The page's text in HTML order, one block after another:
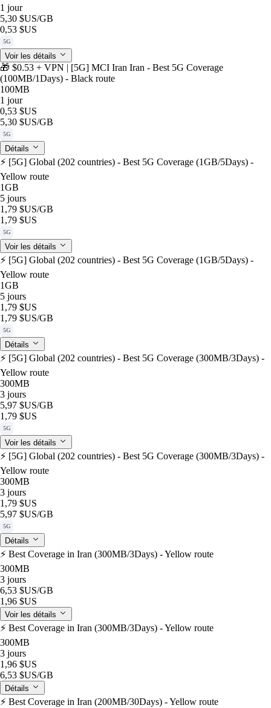
1 jour
5,30 $US/GB
0,53 $US
5G
Voir les détails
🎁 $0.53 + VPN | [5G] MCI Iran Iran - Best 5G Coverage
(100MB/1Days) - Black route
100MB
1 jour
0,53 $US
5,30 $US/GB
5G
Détails
⚡️ [5G] Global (202 countries) - Best 5G Coverage (1GB/5Days) -
Yellow route
1GB
5 jours
1,79 $US/GB
1,79 $US
5G
Voir les détails
⚡️ [5G] Global (202 countries) - Best 5G Coverage (1GB/5Days) -
Yellow route
1GB
5 jours
1,79 $US
1,79 $US/GB
5G
Détails
⚡️ [5G] Global (202 countries) - Best 5G Coverage (300MB/3Days) -
Yellow route
300MB
3 jours
5,97 $US/GB
1,79 $US
5G
Voir les détails
⚡️ [5G] Global (202 countries) - Best 5G Coverage (300MB/3Days) -
Yellow route
300MB
3 jours
1,79 $US
5,97 $US/GB
5G
Détails
⚡️ Best Coverage in Iran (300MB/3Days) - Yellow route
300MB
3 jours
6,53 $US/GB
1,96 $US
Voir les détails
⚡️ Best Coverage in Iran (300MB/3Days) - Yellow route
300MB
3 jours
1,96 $US
6,53 $US/GB
Détails
⚡️ Best Coverage in Iran (200MB/30Days) - Yellow route